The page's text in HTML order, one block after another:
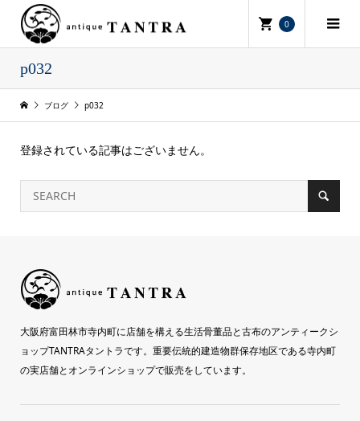
0
p032
ブログ p032
登録されている記事はございません。
大阪府富田林市寺内町に店舗を構える生活骨董品と古布のアンティークシ
ョップTANTRAタントラです。重要伝統的建造物群保存地区である寺内町
の実店舗とオンラインショップで販売をしています。